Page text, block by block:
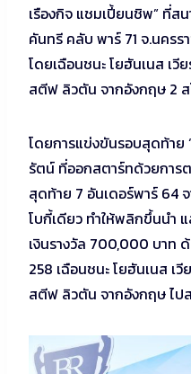
เรืองกิจ แชมเปี้ยนชิพ” ที่ส
คันทรี คลับ พาร์ 71 จ.นครร
โดยเฉือนชนะ โยฮันเนส เวี
สตีฟ ลิวตัน จากอังกฤษ 2
โดยการแข่งขันรอบสุดท้า
รัตน์ ที่ออกสตาร์ทด้วยการ
สุดท้าย 7 อันเดอร์พาร์ 64
โบกี้เดียว ทำให้พลิกขึ้นนำ
เงินรางวัล 700,000 บาท
258 เฉือนชนะ โยฮันเนส เ
สตีฟ ลิวตัน จากอังกฤษ ไป